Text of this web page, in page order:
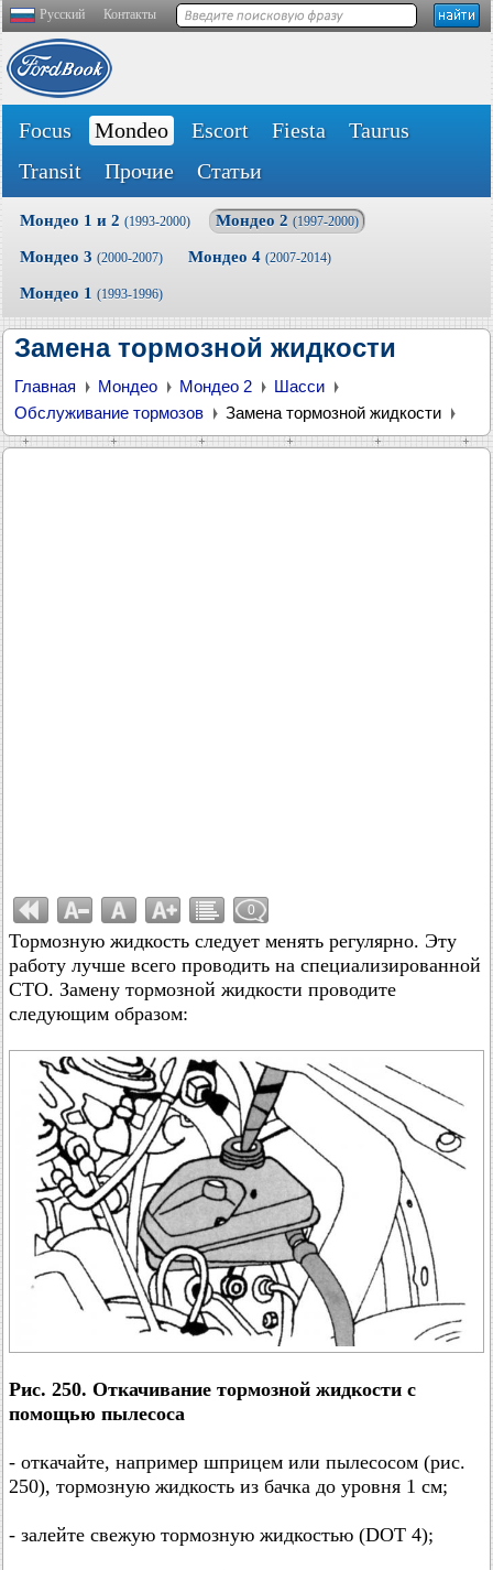
Русский Контакты
Focus Mondeo Escort Fiesta
Taurus
Transit
Прочие Статьи
Мондео 1 и 2 (1993-2000) Мондео 2 (1997-2000)
Мондео 3 (2000-2007) Мондео 4 (2007-2014)
Мондео 1 (1993-1996)
Замена тормозной жидкости
Главная Мондео Мондео 2
Шасси
Обслуживание тормозов
Замена тормозной жидкости
0
Тормозную жидкость следует менять регулярно. Эту
работу лучше всего проводить на специализированной
СТО. Замену тормозной жидкости проводите
следующим образом:
Рис. 250. Откачивание тормозной жидкости с
помощью пылесоса
- откачайте, например шприцем или пылесосом (рис.
250), тормозную жидкость из бачка до уровня 1 см;
- залейте свежую тормозную жидкостью (DOT 4);